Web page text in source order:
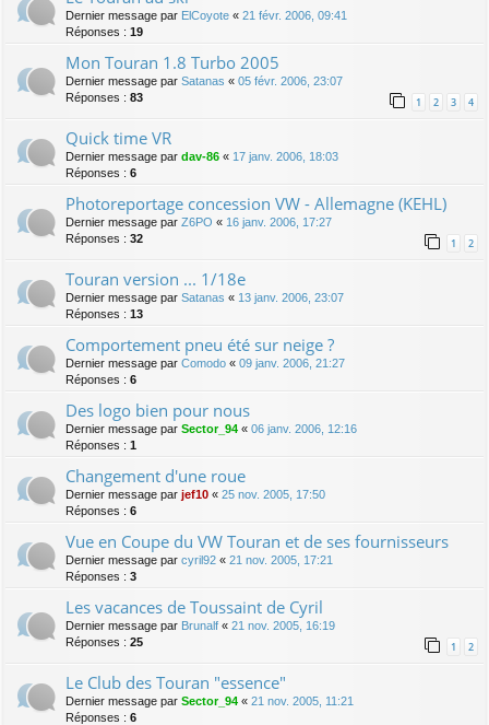
Dernier message par ElCoyote « 21 févr. 2006, 09:41
Réponses : 19
Mon Touran 1.8 Turbo 2005
Dernier message par Satanas « 05 févr. 2006, 23:07
Réponses : 83 1 2 3 4
Quick time VR
Dernier message par dav-86 « 17 janv. 2006, 18:03
Réponses : 6
Photoreportage concession VW - Allemagne (KEHL)
Dernier message par Z6PO « 16 janv. 2006, 17:27
Réponses : 32 1 2
Touran version ... 1/18e
Dernier message par Satanas « 13 janv. 2006, 23:07
Réponses : 13
Comportement pneu été sur neige ?
Dernier message par Comodo « 09 janv. 2006, 21:27
Réponses : 6
Des logo bien pour nous
Dernier message par Sector_94 « 06 janv. 2006, 12:16
Réponses : 1
Changement d'une roue
Dernier message par jef10 « 25 nov. 2005, 17:50
Réponses : 6
Vue en Coupe du VW Touran et de ses fournisseurs
Dernier message par cyril92 « 21 nov. 2005, 17:21
Réponses : 3
Les vacances de Toussaint de Cyril
Dernier message par Brunalf « 21 nov. 2005, 16:19
Réponses : 25 1 2
Le Club des Touran "essence"
Dernier message par Sector_94 « 21 nov. 2005, 11:21
Réponses : 6